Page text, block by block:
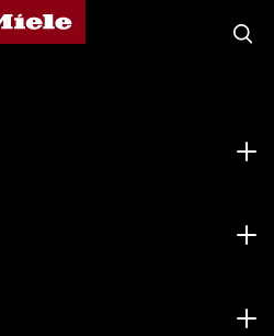
のホームページ
検索